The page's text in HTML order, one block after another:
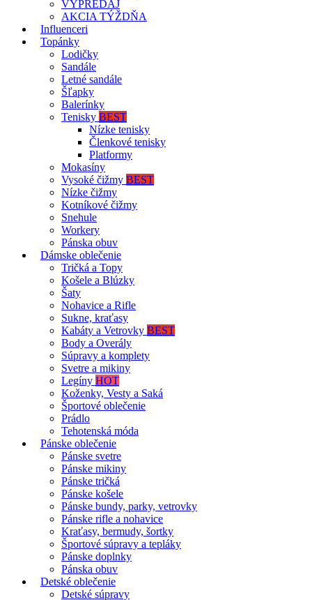
VÝPREDAJ
AKCIA TÝŽDŇA
Influenceri
Topánky
Lodičky
Sandále
Letné sandále
Šľapky
Balerínky
Tenisky BEST
Nízke tenisky
Členkové tenisky
Platformy
Mokasíny
Vysoké čižmy BEST
Nízke čižmy
Kotníkové čižmy
Snehule
Workery
Pánska obuv
Dámske oblečenie
Tričká a Topy
Košele a Blúzky
Šaty
Nohavice a Rifle
Sukne, kraťasy
Kabáty a Vetrovky BEST
Body a Overály
Súpravy a komplety
Svetre a mikiny
Legíny HOT
Koženky, Vesty a Saká
Športové oblečenie
Prádlo
Tehotenská móda
Pánske oblečenie
Pánske svetre
Pánske mikiny
Pánske tričká
Pánske košele
Pánske bundy, parky, vetrovky
Pánske rifle a nohavice
Kraťasy, bermudy, šortky
Športové súpravy a tepláky
Pánske doplnky
Pánska obuv
Detské oblečenie
Detské súpravy